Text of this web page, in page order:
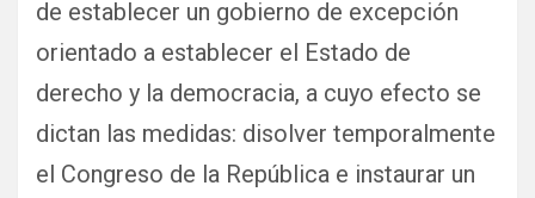
de establecer un gobierno de excepción
orientado a establecer el Estado de
derecho y la democracia, a cuyo efecto se
dictan las medidas: disolver temporalmente
el Congreso de la República e instaurar un